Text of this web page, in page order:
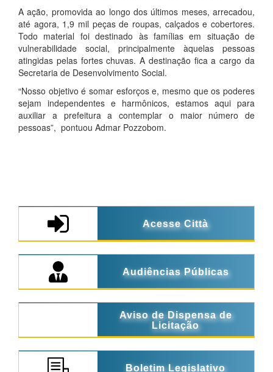
A ação, promovida ao longo dos últimos meses, arrecadou,
até agora, 1,9 mil peças de roupas, calçados e cobertores.
Todo material foi destinado às famílias em situação de
vulnerabilidade social, principalmente àquelas pessoas
atingidas pelas fortes chuvas. A destinação fica a cargo da
Secretaria de Desenvolvimento Social.
“Nosso objetivo é somar esforços e, mesmo que os poderes
sejam independentes e harmônicos, estamos aqui para
auxiliar a prefeitura a contemplar o maior número de
pessoas”, pontuou Admar Pozzobom.
Acesse Città
Audiências Públicas
Aviso de Dispensa de
Licitação
Boletim Legislativo